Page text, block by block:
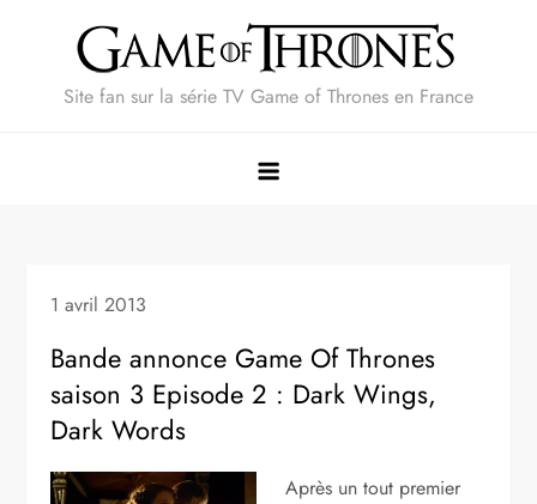
Site fan sur la série TV Game of Thrones en France
1 avril 2013
Bande annonce Game Of Thrones
saison 3 Episode 2 : Dark Wings,
Dark Words
Après un tout premier